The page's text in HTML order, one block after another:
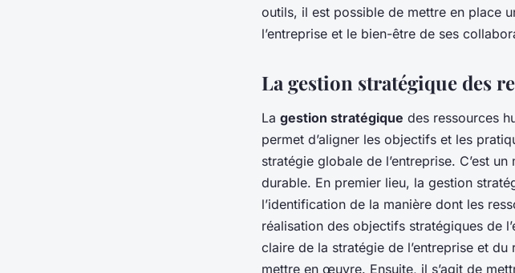
outils, il est possible de mettre en place
l’entreprise et le bien-être de ses
La gestion stratégique des
La gestion stratégique des ressources
permet d’aligner les objectifs et les
stratégie globale de l’entreprise. C’est
durable. En premier lieu, la gestion
l’identification de la manière dont les
réalisation des objectifs stratégiques de
claire de la stratégie de l’entreprise et
mettre en œuvre. Ensuite, il s’agit de